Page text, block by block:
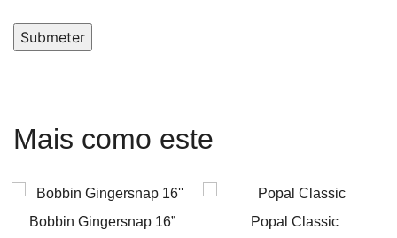
Submeter
Mais como este
Bobbin Gingersnap 16”
Popal Classic